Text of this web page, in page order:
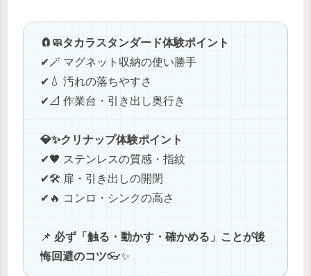
🧲🧼タカラスタンダード体験ポイント
✔🪄 マグネット収納の使い勝手
✔💧 汚れの落ちやすさ
✔📐 作業台・引き出し奥行き
💎✨クリナップ体験ポイント
✔🖤 ステンレスの質感・指紋
✔🛠️ 扉・引き出しの開閉
✔🔥 コンロ・シンクの高さ
📌 必ず「触る・動かす・確かめる」ことが後
悔回避のコツ👓✨